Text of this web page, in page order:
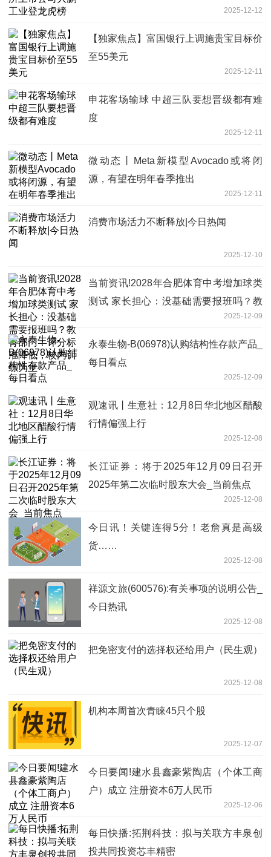
2025-12-12
【独家焦点】富国银行上调施贵宝目标价
至55美元
2025-12-11
申花客场输球 中超三队要想晋级都有难
度
2025-12-11
微动态丨Meta新模型Avocado或将闭
源，有望在明年春季推出
2025-12-11
消费市场活力不断释放|今日热闻
2025-12-10
当前资讯!2028年合肥体育中考增加球类
测试 家长担心：没基础需要报班吗？教
育部门：评分标准降低，校内训练为主
2025-12-09
永泰生物-B(06978)认购结构性存款产品_
每日看点
2025-12-09
观速讯丨生意社：12月8日华北地区醋酸
行情偏强上行
2025-12-08
长江证券：将于2025年12月09日召开
2025年第二次临时股东大会_当前焦点
2025-12-08
今日讯！关键连得5分！老詹真是高级
货……
2025-12-08
祥源文旅(600576):有关事项的说明公告_
今日热讯
2025-12-08
把免密支付的选择权还给用户（民生观）
2025-12-08
机构本周首次青睐45只个股
2025-12-07
今日要闻!建水县鑫豪紫陶店（个体工商
户）成立 注册资本6万人民币
2025-12-06
每日快播:拓荆科技：拟与关联方丰泉创
投共同投资芯丰精密